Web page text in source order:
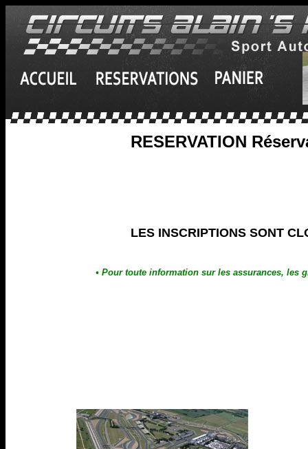
RESERVATION
LES INSCRIPTIONS SONT
• Pour toute information sur les assurances, les